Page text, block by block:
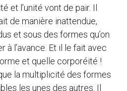
et l’unité vont de pair. Il
de manière inattendue,
et sous des formes qu’on
à l’avance. Et il le fait avec
et quelle corporéité !
la multiplicité des formes
les unes des autres. Il